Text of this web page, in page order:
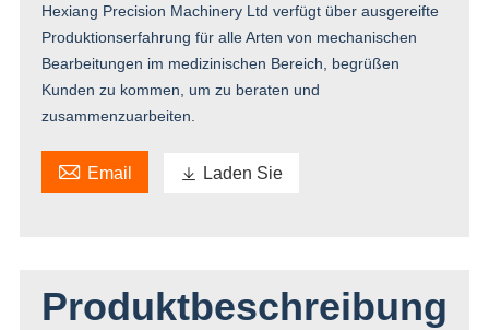
Hexiang Precision Machinery Ltd verfügt über ausgereifte
Produktionserfahrung für alle Arten von mechanischen
Bearbeitungen im medizinischen Bereich, begrüßen
Kunden zu kommen, um zu beraten und
zusammenzuarbeiten.
 Email  Laden Sie
Produktbeschreibung